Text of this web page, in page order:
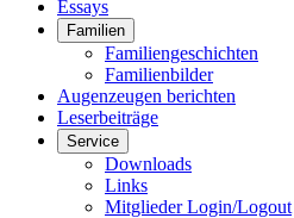
Essays
Familien
Familiengeschichten
Familienbilder
Augenzeugen berichten
Leserbeiträge
Service
Downloads
Links
Mitglieder Login/Logout